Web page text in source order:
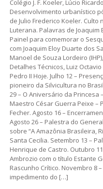
Colégio J. F. Koeler, Lúcio
Desenvolvimento urbanístico
de Julio Frederico Koeler.
Luterana. Palavras de Joaquim
Painel para comemorar o
com Joaquim Eloy Duarte dos
Manoel de Souza Lordeiro
Detalhes Técnicos, Luiz Octavio
Pedro II Hoje. Julho 12 –
pioneiro da Silvicultura no
29 – O Aniversário da Princesa
Maestro César Guerra Peixe –
Fecher. Agosto 16 –
Agosto 26 – Palestra do
sobre “A Amazônia Brasileira,
Santa Cecilia. Setembro 13 –
Henrique de Castro. Outubro
Ambrozio com o título Estante
Rascunho Crítico. Novembro 8
impedimento do […]